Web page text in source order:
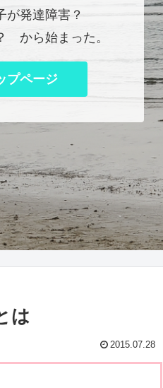
が発達障害？
から始まった。
プページ
は
2015.07.28